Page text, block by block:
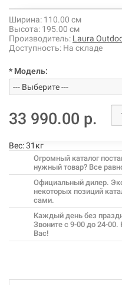
Ширина: 110.00 см
Высота: 195.00 см
Производитель: Laura
Доступность: На складе
* Модель:
33 990.00 р.
Вес:31кг
Огромный каталог
нужный товар? Все
Официальный дилер.
некоторых позиций
сами.
Каждый день без
Звоните с 9-00 до 24-
Вас!